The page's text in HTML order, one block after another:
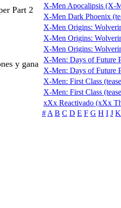
Part 2
y gana
X-Men Apocalipsis (X-
X-Men Dark Phoenix
X-Men Origins:
X-Men Origins:
X-Men Origins:
X-Men: Days of Future
X-Men: Days of Future
X-Men: First Class
X-Men: First Class
xXx Reactivado (xXx
# A B C D E F G H I J K